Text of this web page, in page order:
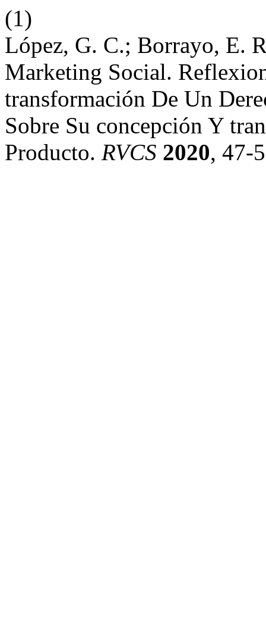
(1)
López, G. C.; Borrayo, E.
Marketing Social.
transformación De Un
Sobre Su concepción Y
Producto. RVCS 2020, 47-